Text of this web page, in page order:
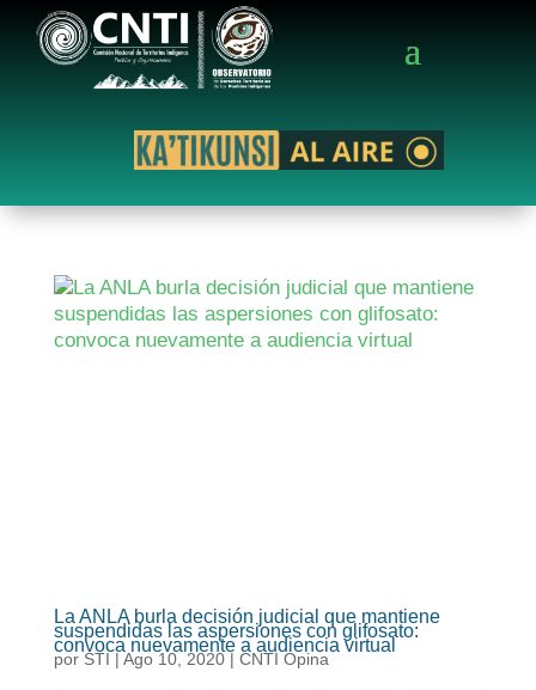
La ANLA burla decisión judicial que mantiene
suspendidas las aspersiones con glifosato:
convoca nuevamente a audiencia virtual
porSTI|Ago 10, 2020| CNTI Opina